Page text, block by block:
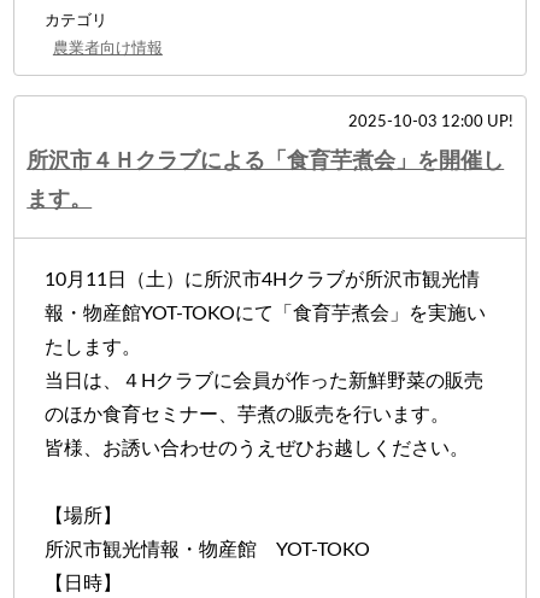
カテゴリ
農業者向け情報
2025-10-03 12:00 UP!
所沢市４Ｈクラブによる「食育芋煮会」を開催し
ます。
10月11日（土）に所沢市4Hクラブが所沢市観光情
報・物産館YOT-TOKOにて「食育芋煮会」を実施い
たします。
当日は、４Hクラブに会員が作った新鮮野菜の販売
のほか食育セミナー、芋煮の販売を行います。
皆様、お誘い合わせのうえぜひお越しください。
【場所】
所沢市観光情報・物産館 YOT-TOKO
【日時】